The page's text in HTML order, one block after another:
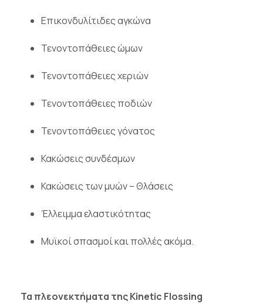
Επικονδυλίτιδες αγκώνα
Τενοντοπάθειες ώμων
Τενοντοπάθειες χεριών
Τενοντοπάθειες ποδιών
Τενοντοπάθειες γόνατος
Κακώσεις συνδέσμων
Κακώσεις των μυών – Θλάσεις
Έλλειμμα ελαστικότητας
Μυϊκοί σπασμοί και πολλές ακόμα.
Τα πλεονεκτήματα τηςKinetic Flossing